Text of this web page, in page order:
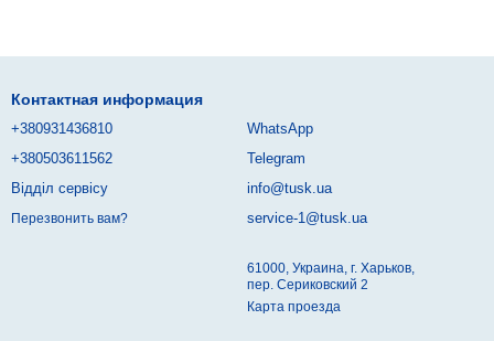
Контактная информация
+380931436810
+380503611562
Відділ сервісу
Перезвонить вам?
WhatsApp
Telegram
info@tusk.ua
service-1@tusk.ua
61000, Украина, г. Харьков,
пер. Сериковский 2
Карта проезда